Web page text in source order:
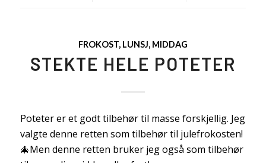
FROKOST, LUNSJ, MIDDAG
STEKTE HELE POTETER
Poteter er et godt tilbehør til masse forskjellig. Jeg
valgte denne retten som tilbehør til julefrokosten!
🎄Men denne retten bruker jeg også som tilbehør